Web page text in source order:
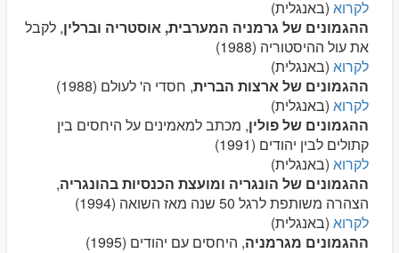
לקרוא (באנגלית)
ההגמונים של גרמניה המערבית, אוסטריה וברלין, לקבל
את עול ההיסטוריה (1988)
לקרוא (באנגלית)
ההגמונים של ארצות הברית, חסדי ה' לעולם (1988)
לקרוא (באנגלית)
ההגמונים של פולין, מכתב למאמינים על היחסים בין
קתולים לבין יהודים (1991)
לקרוא (באנגלית)
ההגמונים של הונגריה ומועצת הכנסיות בהונגריה,
הצהרה משותפת לרגל 50 שנה מאז השואה (1994)
לקרוא (באנגלית)
ההגמונים מגרמניה, היחסים עם יהודים (1995)